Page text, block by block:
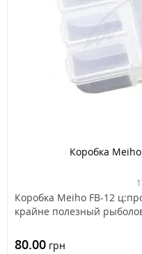
Коробка
Коробка Meiho FB-12
крайне полезный
80.00 грн